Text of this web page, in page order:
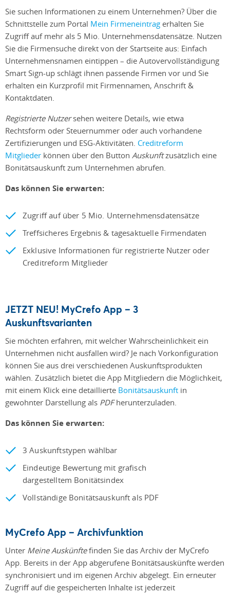
Sie suchen Informationen zu einem Unternehmen? Über die
Schnittstelle zum Portal Mein Firmeneintrag erhalten Sie
Zugriff auf mehr als 5 Mio. Unternehmensdatensätze. Nutzen
Sie die Firmensuche direkt von der Startseite aus: Einfach
Unternehmensnamen eintippen – die Autovervollständigung
Smart Sign-up schlägt ihnen passende Firmen vor und Sie
erhalten ein Kurzprofil mit Firmennamen, Anschrift &
Kontaktdaten.
Registrierte Nutzersehen weitere Details, wie etwa
Rechtsform oder Steuernummer oder auch vorhandene
Zertifizierungen und ESG-Aktivitäten. Creditreform
Mitglieder können über den Button Auskunftzusätzlich eine
Bonitätsauskunft zum Unternehmen abrufen.
Das können Sie erwarten:
Zugriff auf über 5 Mio. Unternehmensdatensätze
Treffsicheres Ergebnis & tagesaktuelle Firmendaten
Exklusive Informationen für registrierte Nutzer oder
Creditreform Mitglieder
JETZT NEU! MyCrefo App – 3
Auskunftsvarianten
Sie möchten erfahren, mit welcher Wahrscheinlichkeit ein
Unternehmen nicht ausfallen wird? Je nach Vorkonfiguration
können Sie aus drei verschiedenen Auskunftsprodukten
wählen. Zusätzlich bietet die App Mitgliedern die Möglichkeit,
mit einem Klick eine detaillierte Bonitätsauskunft in
gewohnter Darstellung als PDFherunterzuladen.
Das können Sie erwarten:
3 Auskunftstypen wählbar
Eindeutige Bewertung mit grafisch
dargestelltem Bonitätsindex
Vollständige Bonitätsauskunft als PDF
MyCrefo App – Archivfunktion
Unter Meine Auskünftefinden Sie das Archiv der MyCrefo
App. Bereits in der App abgerufene Bonitätsauskünfte werden
synchronisiert und im eigenen Archiv abgelegt. Ein erneuter
Zugriff auf die gespeicherten Inhalte ist jederzeit